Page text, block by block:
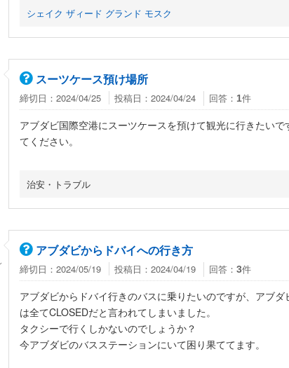
シェイク ザィード グランド モスク
スーツケース預け場所
締切日：2024/04/25 投稿日：2024/04/24 回答： 1件
アブダビ国際空港にスーツケースを預けて観光に行きたい
てください。
治安・トラブル
アブダビからドバイへの行き方
締切日：2024/05/19 投稿日：2024/04/19 回答： 3件
アブダビからドバイ行きのバスに乗りたいのですが、アブ
は全てCLOSEDだと言われてしまいました。
タクシーで行くしかないのでしょうか？
今アブダビのバスステーションにいて困り果ててます。